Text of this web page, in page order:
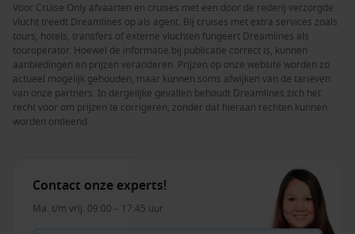
Voor Cruise Only afvaarten en cruises met een door de rederij verzorgde
vlucht treedt Dreamlines op als agent. Bij cruises met extra services zoals
tours, hotels, transfers of externe vluchten fungeert Dreamlines als
touroperator. Hoewel de informatie bij publicatie correct is, kunnen
aanbiedingen en prijzen veranderen. Prijzen op onze website worden zo
actueel mogelijk gehouden, maar kunnen soms afwijken van de tarieven
van onze partners. In dergelijke gevallen behoudt Dreamlines zich het
recht voor om prijzen te corrigeren, zonder dat hieraan rechten kunnen
worden ontleend.
Contact onze experts!
Ma. t/m vrij. 09:00 – 17:45 uur